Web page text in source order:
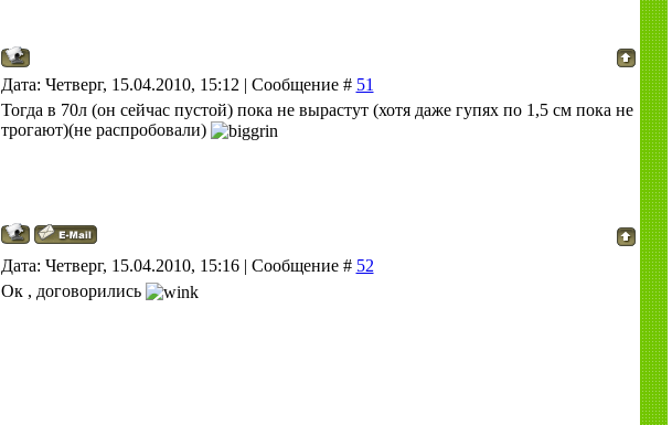
Дата: Четверг, 15.04.2010, 15:12 | Сообщение # 51
Тогда в 70л (он сейчас пустой) пока не вырастут (хотя даже гупях по 1,5 см пока не
трогают)(не распробовали)
Дата: Четверг, 15.04.2010, 15:16 | Сообщение # 52
Ок , договорились